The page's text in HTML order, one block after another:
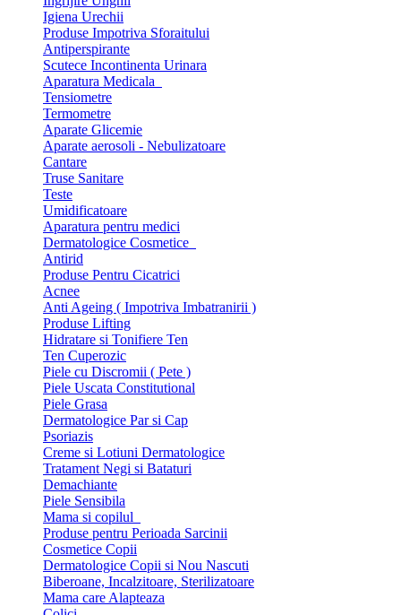
Igiena Urechii
Produse Impotriva Sforaitului
Antiperspirante
Scutece Incontinenta Urinara
Aparatura Medicala
Tensiometre
Termometre
Aparate Glicemie
Aparate aerosoli - Nebulizatoare
Cantare
Truse Sanitare
Teste
Umidificatoare
Aparatura pentru medici
Dermatologice Cosmetice
Antirid
Produse Pentru Cicatrici
Acnee
Anti Ageing ( Impotriva Imbatranirii )
Produse Lifting
Hidratare si Tonifiere Ten
Ten Cuperozic
Piele cu Discromii ( Pete )
Piele Uscata Constitutional
Piele Grasa
Dermatologice Par si Cap
Psoriazis
Creme si Lotiuni Dermatologice
Tratament Negi si Bataturi
Demachiante
Piele Sensibila
Mama si copilul
Produse pentru Perioada Sarcinii
Cosmetice Copii
Dermatologice Copii si Nou Nascuti
Biberoane, Incalzitoare, Sterilizatoare
Mama care Alapteaza